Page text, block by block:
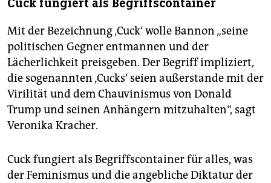
Cuck fungiert als Begriffscontainer
Mit der Bezeichnung ‚Cuck‘ wolle Bannon „seine
politischen Gegner entmannen und der
Lächerlichkeit preisgeben. Der Begriff impliziert,
die sogenannten ‚Cucks‘ seien außerstande mit der
Virilität und dem Chauvinismus von Donald
Trump und seinen Anhängern mitzuhalten“, sagt
Veronika Kracher.
Cuck fungiert als Begriffscontainer für alles, was
der Feminismus und die angebliche Diktatur der